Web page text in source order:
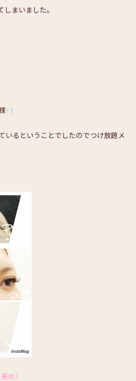
まいました。
いるということでしたのでつけ放題メ
め）